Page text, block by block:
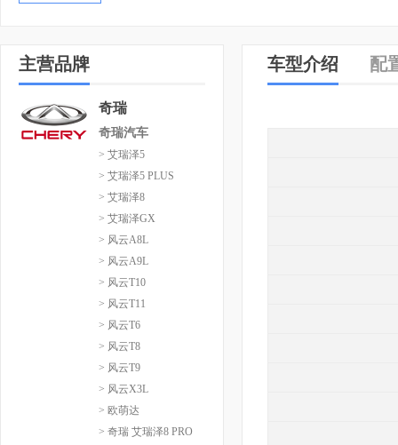
主营品牌
奇瑞
奇瑞汽车
> 艾瑞泽5
> 艾瑞泽5 PLUS
> 艾瑞泽8
> 艾瑞泽GX
> 风云A8L
> 风云A9L
> 风云T10
> 风云T11
> 风云T6
> 风云T8
> 风云T9
> 风云X3L
> 欧萌达
> 奇瑞 艾瑞泽8 PRO
车型介绍 配